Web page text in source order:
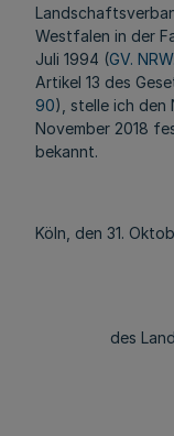
Westfalen in der
Juli 1994 (GV.
Artikel 13 des
90), stelle ich den
November 2018
bekannt.
Köln, den 31.
des